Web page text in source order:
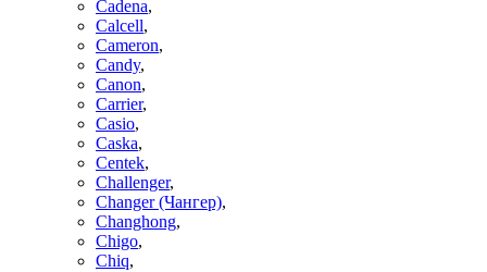
Cadena,
Calcell,
Cameron,
Candy,
Canon,
Carrier,
Casio,
Caska,
Centek,
Challenger,
Changer (Чангер),
Changhong,
Chigo,
Chiq,